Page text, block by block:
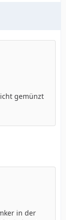
gemünzt
in der